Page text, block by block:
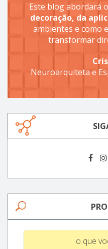
Este blog abordará
decoração, da
ambientes e como
transformar
Neuroarquiteta e